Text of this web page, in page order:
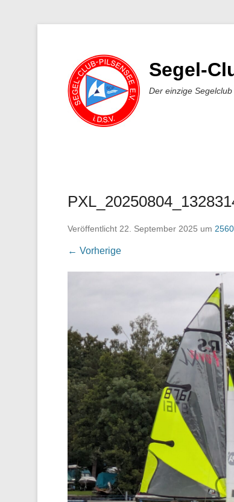
Segel-
Der einzige
Veröffentlicht 22. September 2025 um
← Vorherige